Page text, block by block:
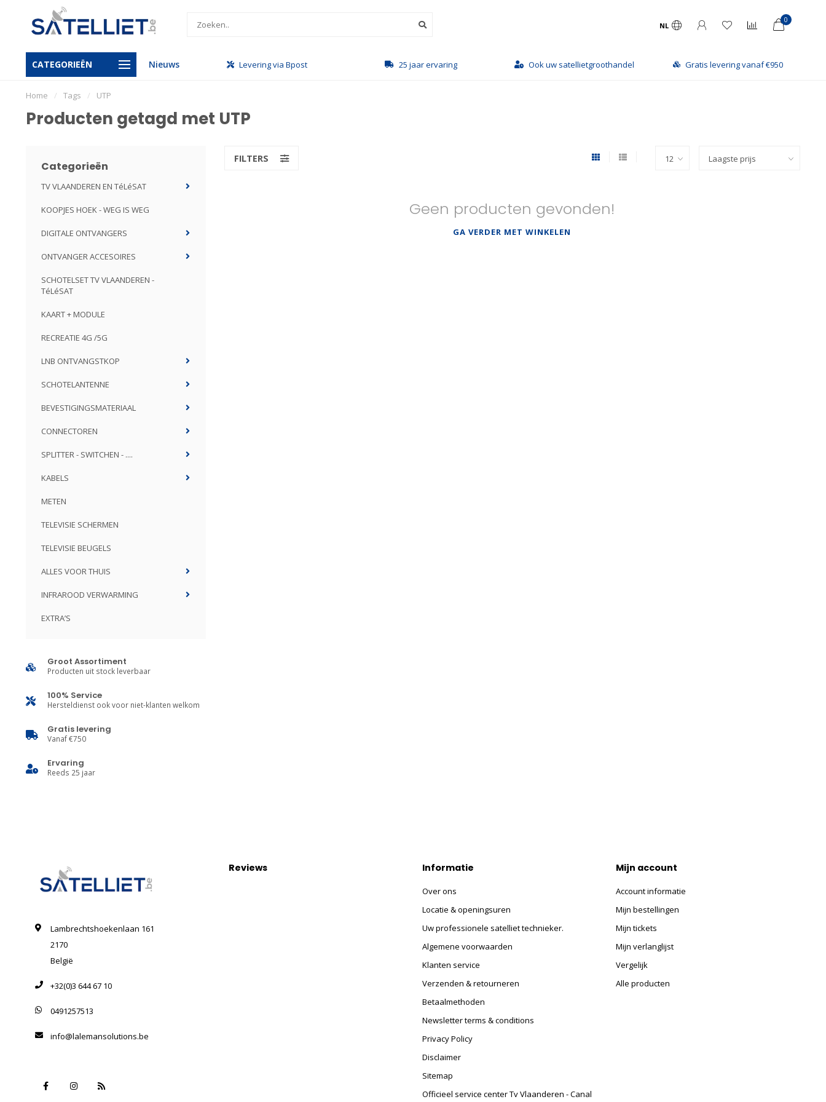
NL
0
CATEGORIEËN Nieuws
Gratis levering vanaf €950 Levering via Bpost 25 jaar ervaring Ook uw satellietgroothandel Gratis levering vanaf €950
Home / Tags / UTP
Producten getagd met UTP
Categorieën
TV VLAANDEREN EN TéLéSAT
KOOPJES HOEK - WEG IS WEG
DIGITALE ONTVANGERS
ONTVANGER ACCESOIRES
SCHOTELSET TV VLAANDEREN -
TéLéSAT
KAART + MODULE
RECREATIE 4G /5G
LNB ONTVANGSTKOP
SCHOTELANTENNE
BEVESTIGINGSMATERIAAL
CONNECTOREN
SPLITTER - SWITCHEN - ....
KABELS
METEN
TELEVISIE SCHERMEN
TELEVISIE BEUGELS
ALLES VOOR THUIS
INFRAROOD VERWARMING
EXTRA’S
Groot Assortiment
Producten uit stock leverbaar
100% Service
Hersteldienst ook voor niet-klanten welkom
Gratis levering
Vanaf €750
Ervaring
Reeds 25 jaar
FILTERS
Geen producten gevonden!
GA VERDER MET WINKELEN
Lambrechtshoekenlaan 161
2170
België
+32(0)3 644 67 10
0491257513
info@lalemansolutions.be
Reviews Informatie
Over ons
Locatie & openingsuren
Uw professionele satelliet technieker.
Algemene voorwaarden
Klanten service
Verzenden & retourneren
Betaalmethoden
Newsletter terms & conditions
Privacy Policy
Disclaimer
Sitemap
Officieel service center Tv Vlaanderen - Canal
Mijn account
Account informatie
Mijn bestellingen
Mijn tickets
Mijn verlanglijst
Vergelijk
Alle producten